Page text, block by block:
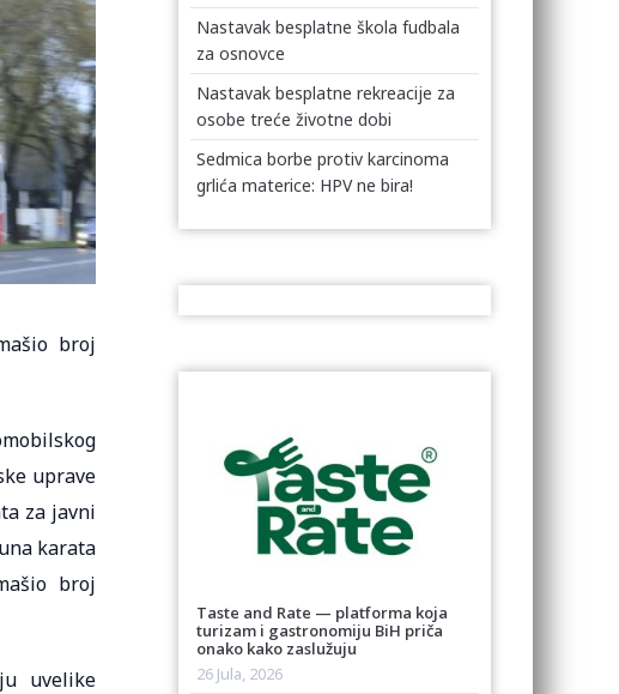
broj
uprave
za javni
karata
broj
uvelike
Nastavak besplatne škola fudbala
za osnovce
Nastavak besplatne rekreacije za
osobe treće životne dobi
Sedmica borbe protiv karcinoma
grlića materice: HPV ne bira!
Taste and Rate — platforma koja
turizam i gastronomiju BiH priča
onako kako zaslužuju
26 Jula, 2026